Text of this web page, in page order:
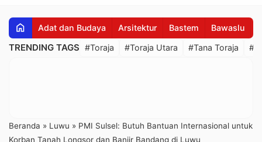
home Adat dan Budaya Arsitektur Bastem Bawaslu
TRENDING TAGS #Toraja #Toraja Utara #Tana Toraja
Beranda » Luwu » PMI Sulsel: Butuh Bantuan Internasional untuk
Korban Tanah Longsor dan Banjir Bandang di Luwu